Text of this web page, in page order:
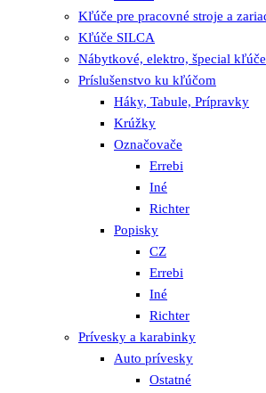
Kľúče pre pracovné stroje a
Kľúče SILCA
Nábytkové, elektro, špecial kľúče
Príslušenstvo ku kľúčom
Háky, Tabule, Prípravky
Krúžky
Označovače
Errebi
Iné
Richter
Popisky
CZ
Errebi
Iné
Richter
Prívesky a karabinky
Auto prívesky
Ostatné